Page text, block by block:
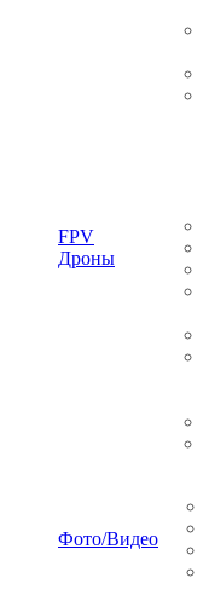
FPV
Дроны
Фото/Видео